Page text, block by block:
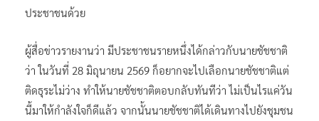
ประชาชนด้วย
ผู้สื่อข่าวรายงานว่า มีประชาชนรายหนึ่งได้กล่าวกับนายชัชชาติ
ว่า ในวันที่ 28 มิถุนายน 2569 ก็อยากจะไปเลือกนายชัชชาติแต่
ติดธุระไม่ว่าง ทำให้นายชัชชาติตอบกลับทันทีว่า ไม่เป็นไรแค่วัน
นี้มาให้กำลังใจก็ดีแล้ว จากนั้นนายชัชชาติได้เดินทางไปยังชุมชน